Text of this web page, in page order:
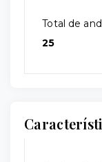
Total de
25